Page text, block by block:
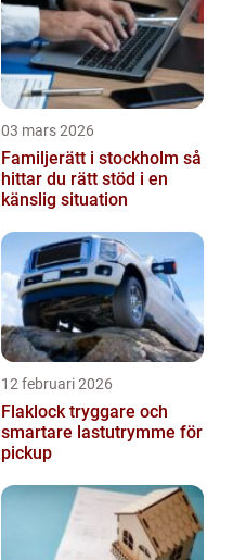
03 mars 2026
Familjerätt i stockholm så
hittar du rätt stöd i en
känslig situation
12 februari 2026
Flaklock tryggare och
smartare lastutrymme för
pickup